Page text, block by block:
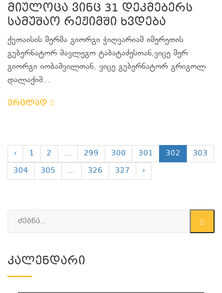
მიულოცა ვინც 31 დეკმებერს
სამუშაო რეჟიმში ხვდება
ქუთაისის მერმა გიორგი ჭიღვარიამ იმერეთის
გუბერნატორ შავლეგო ტაბატაძესთან,ვიცე მერ
გიორგი იობაშვილთან, ვიცე გუბერნატორ გრიგოლ
დალაქიშ...
ვრცლად
‹ 1 2 ... 299 300 301 302
303
304
305 ... 326 327 ›
Კალენდარი